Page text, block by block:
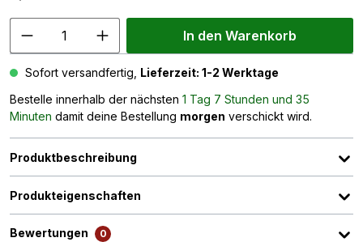
In den Warenkorb
Sofort versandfertig, Lieferzeit: 1-2 Werktage
Bestelle innerhalb der nächsten 1 Tag 7 Stunden und 35
Minuten damit deine Bestellung morgen verschickt wird.
Produktbeschreibung
Produkteigenschaften
Bewertungen 0